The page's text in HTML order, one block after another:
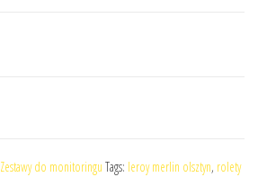
Zestawy do monitoringu Tags: leroy merlin olsztyn, rolety